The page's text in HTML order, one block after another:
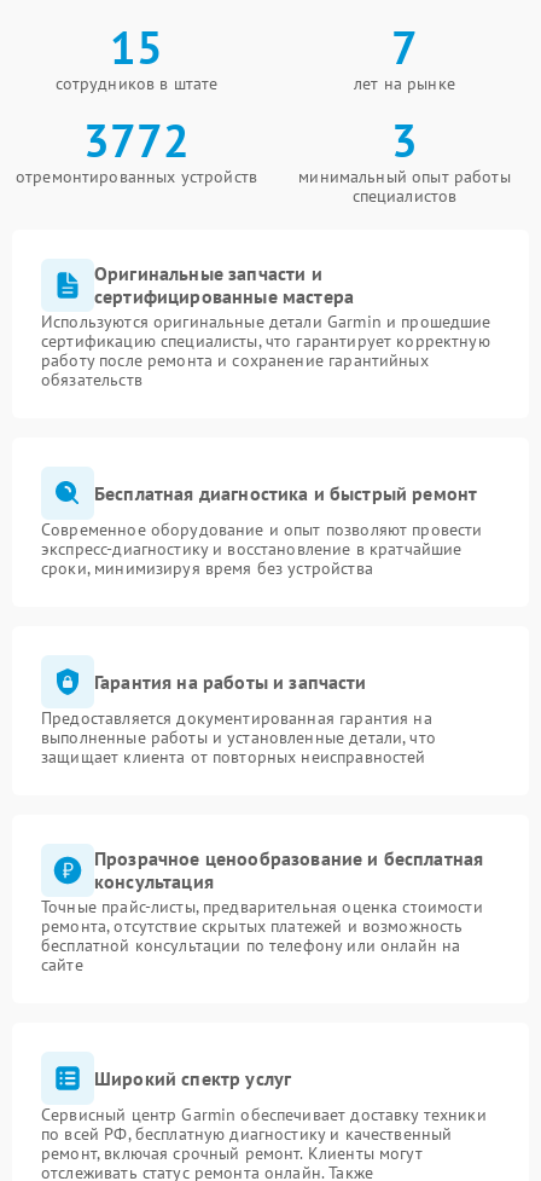
15
сотрудников в штате
7
лет на рынке
3772
отремонтированных устройств
3
минимальный опыт работы
специалистов
Оригинальные запчасти и
сертифицированные мастера
Используются оригинальные детали Garmin и прошедшие
сертификацию специалисты, что гарантирует корректную
работу после ремонта и сохранение гарантийных
обязательств
Бесплатная диагностика и быстрый ремонт
Современное оборудование и опыт позволяют провести
экспресс-диагностику и восстановление в кратчайшие
сроки, минимизируя время без устройства
Гарантия на работы и запчасти
Предоставляется документированная гарантия на
выполненные работы и установленные детали, что
защищает клиента от повторных неисправностей
Прозрачное ценообразование и бесплатная
консультация
Точные прайс-листы, предварительная оценка стоимости
ремонта, отсутствие скрытых платежей и возможность
бесплатной консультации по телефону или онлайн на
сайте
Широкий спектр услуг
Сервисный центр Garmin обеспечивает доставку техники
по всей РФ, бесплатную диагностику и качественный
ремонт, включая срочный ремонт. Клиенты могут
отслеживать статус ремонта онлайн. Также